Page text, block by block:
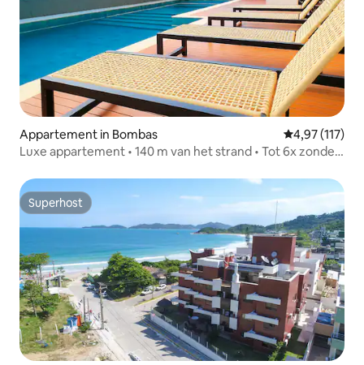
Appartement in Bombas Gemiddelde
4,97 (117)
Luxe appartement • 140 m van het strand • Tot 6x zonder
Superhost
Superhost